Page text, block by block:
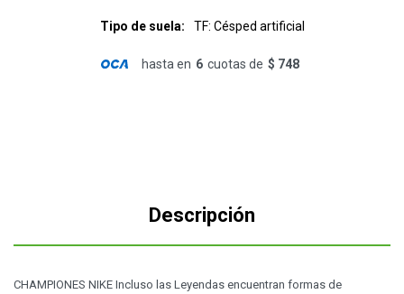
Tipo de suela TF: Césped artificial
hasta en 6 cuotas de $ 748
Descripción
CHAMPIONES NIKE Incluso las Leyendas encuentran formas de